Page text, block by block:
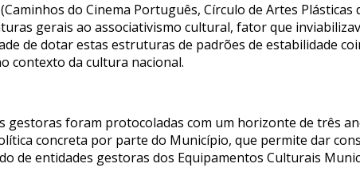
do Cinema Português, Círculo de Artes Plásticas
gerais ao associativismo cultural, fator que
de dotar estas estruturas de padrões de estabilidade
contexto da cultura nacional.
gestoras foram protocoladas com um horizonte de três
concreta por parte do Município, que permite dar
de entidades gestoras dos Equipamentos Culturais